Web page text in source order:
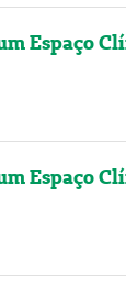
Espaço
Espaço